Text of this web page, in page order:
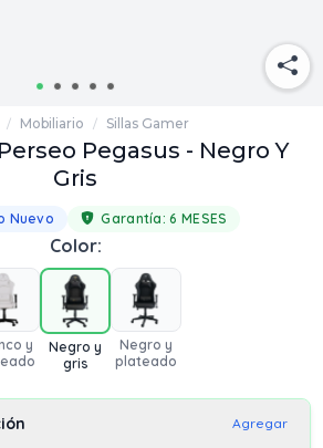
/ Mobiliario / Sillas Gamer
Pegasus - Negro Y
Gris
Nuevo Garantía:6 MESES
Color:
y
Negro y
gris
Negro y
plateado
Agregar